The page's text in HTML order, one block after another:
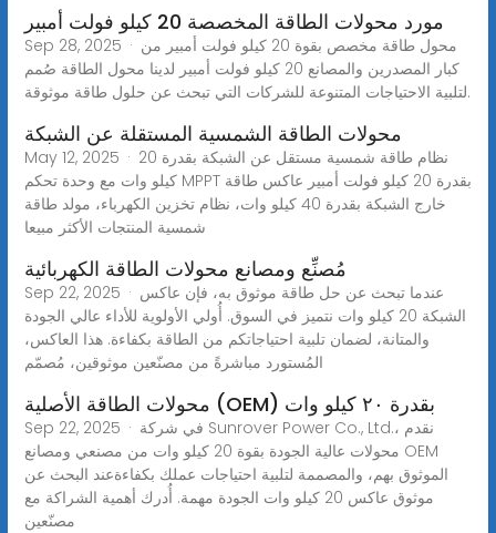
مورد محولات الطاقة المخصصة 20 كيلو فولت أمبير
Sep 28, 2025 · محول طاقة مخصص بقوة 20 كيلو فولت أمبير من
كبار المصدرين والمصانع 20 كيلو فولت أمبير لدينا محول الطاقة صُمم
لتلبية الاحتياجات المتنوعة للشركات التي تبحث عن حلول طاقة موثوقة.
محولات الطاقة الشمسية المستقلة عن الشبكة
May 12, 2025 · نظام طاقة شمسية مستقل عن الشبكة بقدرة 20
كيلو وات مع وحدة تحكم MPPT بقدرة 20 كيلو فولت أمبير عاكس طاقة
خارج الشبكة بقدرة 40 كيلو وات، نظام تخزين الكهرباء، مولد طاقة
شمسية المنتجات الأكثر مبيعا
مُصنِّع ومصانع محولات الطاقة الكهربائية
Sep 22, 2025 · عندما تبحث عن حل طاقة موثوق به، فإن عاكس
الشبكة 20 كيلو وات نتميز في السوق. أُولي الأولوية للأداء عالي الجودة
والمتانة، لضمان تلبية احتياجاتكم من الطاقة بكفاءة. هذا العاكس،
المُستورد مباشرةً من مصنّعين موثوقين، مُصمّم
محولات الطاقة الأصلية (OEM) بقدرة ٢٠ كيلو وات
Sep 22, 2025 · في شركة Sunrover Power Co., Ltd.، نقدم
محولات عالية الجودة بقوة 20 كيلو وات من مصنعي ومصانع OEM
الموثوق بهم، والمصممة لتلبية احتياجات عملك بكفاءةعند البحث عن
موثوق عاكس 20 كيلو وات الجودة مهمة. أُدرك أهمية الشراكة مع
مصنّعين